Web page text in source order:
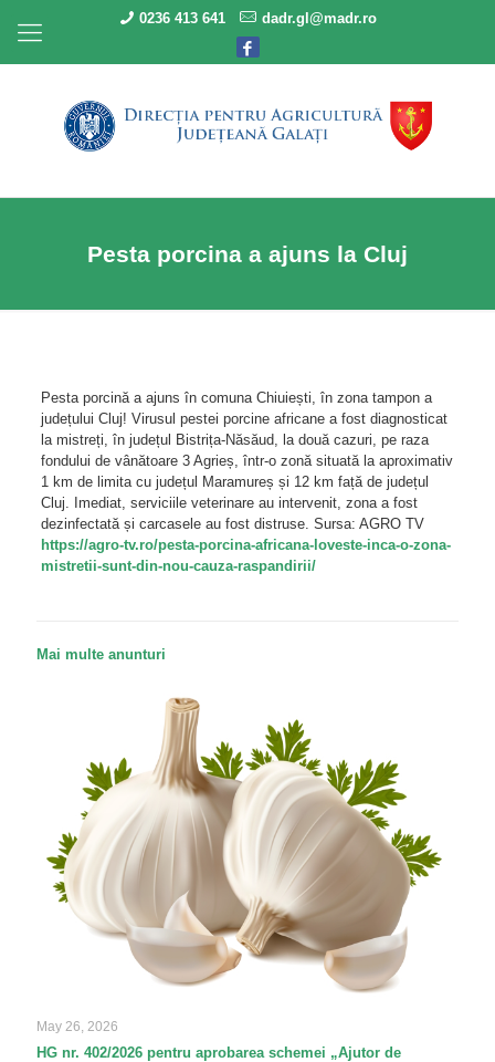
0236 413 641 dadr.gl@madr.ro
Pesta porcina a ajuns la Cluj
Pesta porcină a ajuns în comuna Chiuiești, în zona tampon a
județului Cluj! Virusul pestei porcine africane a fost diagnosticat
la mistreți, în județul Bistrița-Năsăud, la două cazuri, pe raza
fondului de vânătoare 3 Agrieș, într-o zonă situată la aproximativ
1 km de limita cu județul Maramureș și 12 km față de județul
Cluj. Imediat, serviciile veterinare au intervenit, zona a fost
dezinfectată și carcasele au fost distruse. Sursa: AGRO TV
https://agro-tv.ro/pesta-porcina-africana-loveste-inca-o-zona-
mistretii-sunt-din-nou-cauza-raspandirii/
Mai multe anunturi
May 26, 2026
HG nr. 402/2026 pentru aprobarea schemei „Ajutor de